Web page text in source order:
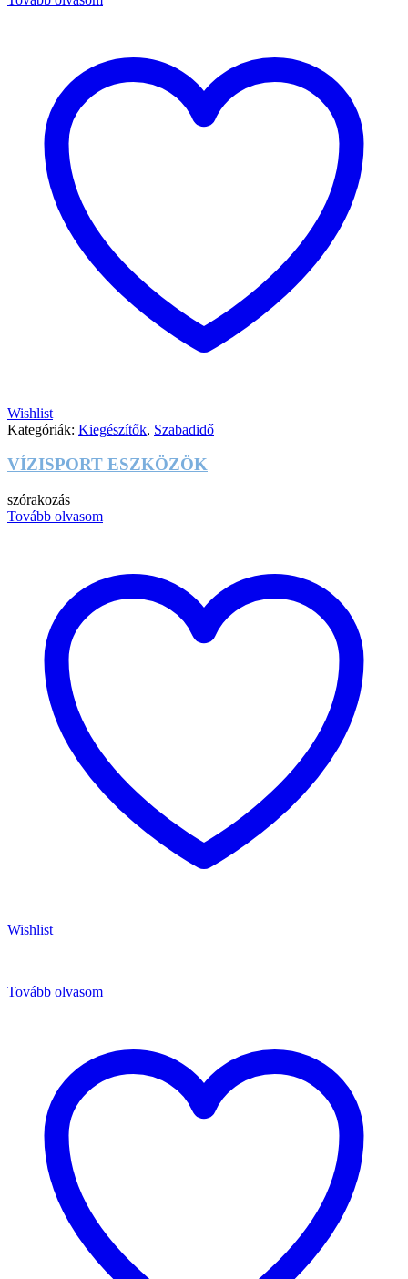
Wishlist
Kategóriák: Kiegészítők, Szabadidő
VÍZISPORT ESZKÖZÖK
szórakozás
Tovább olvasom
Wishlist
Tovább olvasom